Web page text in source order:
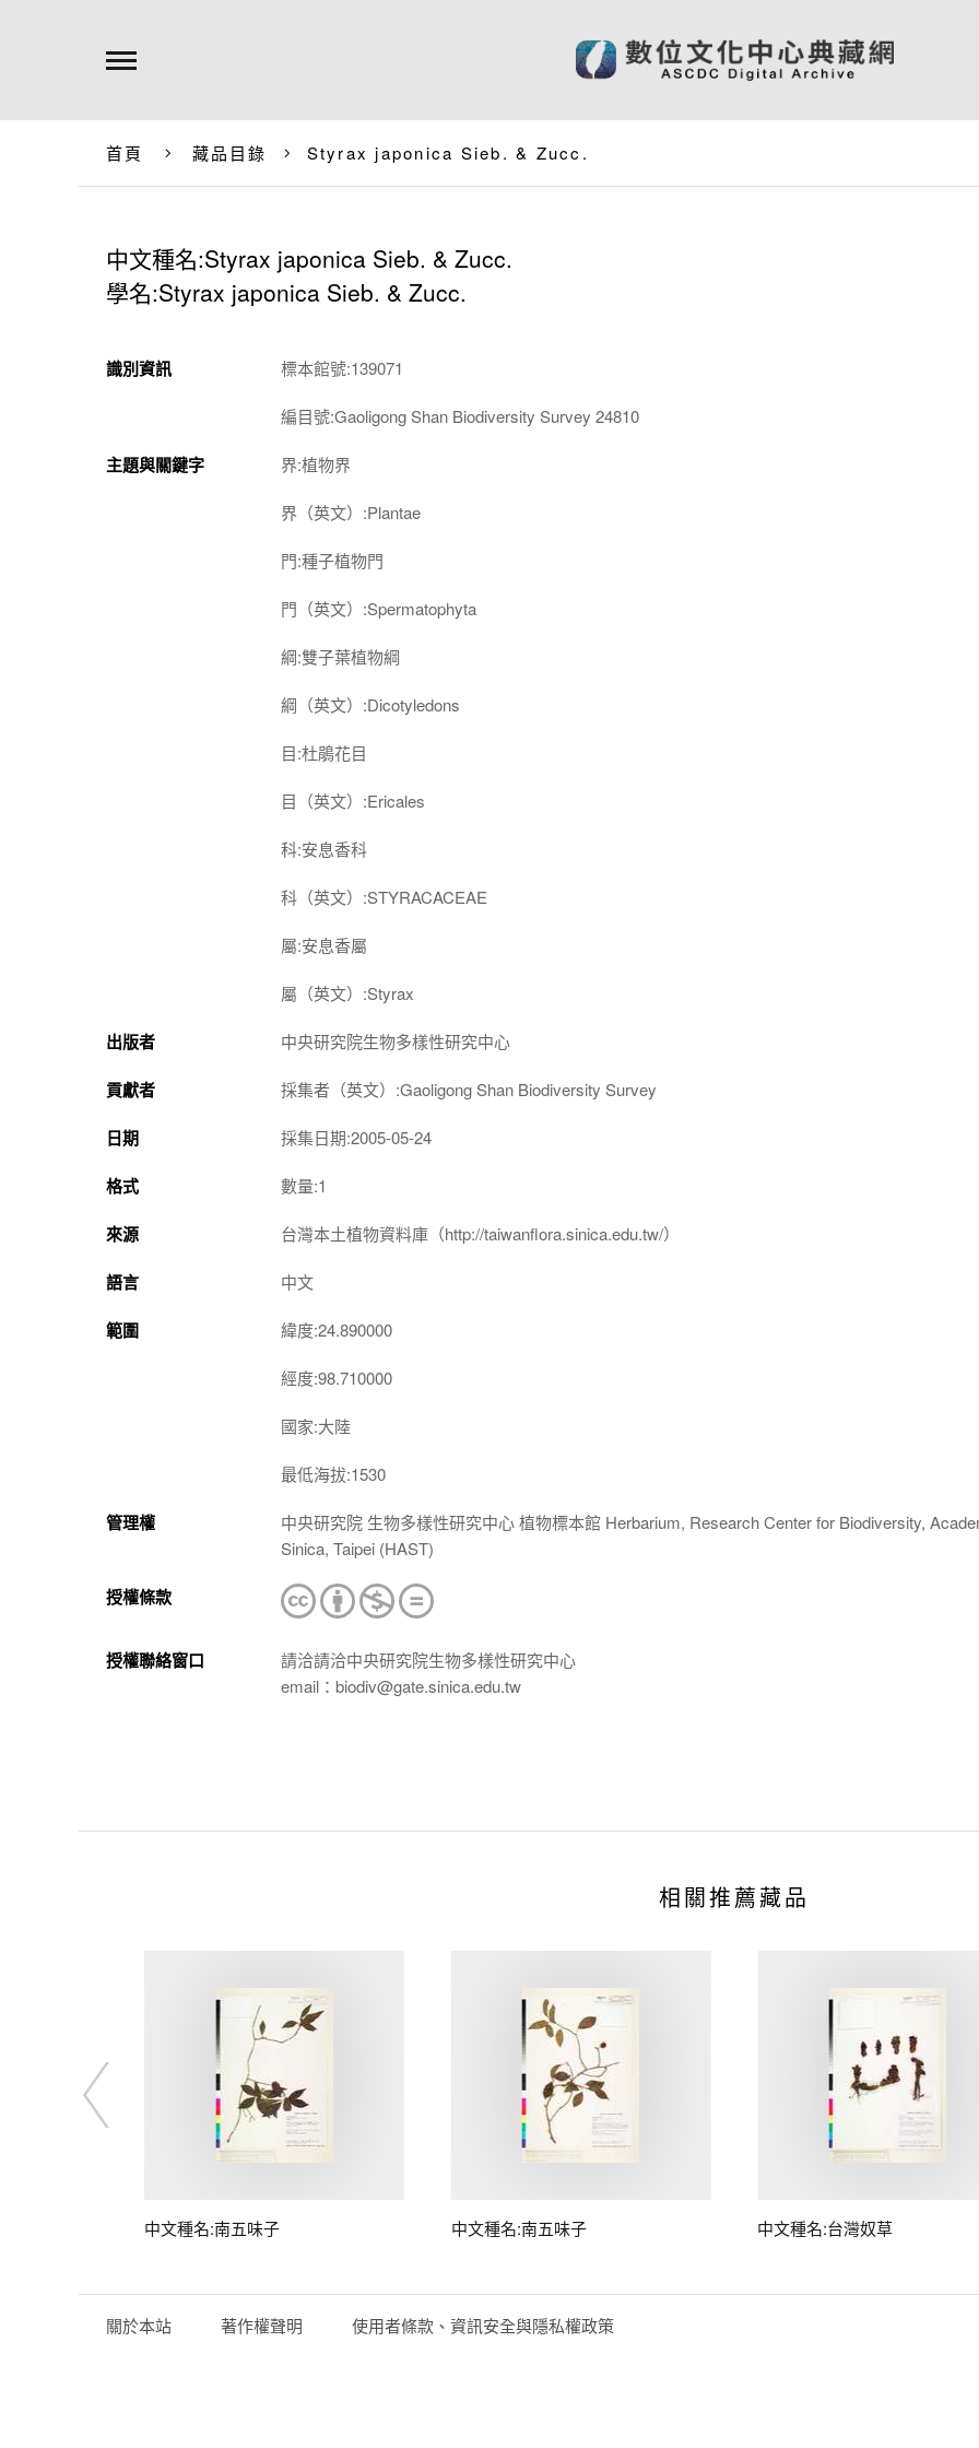
首頁 藏品目錄 Styrax japonica Sieb. & Zucc.
中文種名:Styrax japonica Sieb. & Zucc.
學名:Styrax japonica Sieb. & Zucc.
識別資訊 標本館號:139071
編目號:Gaoligong Shan Biodiversity Survey 24810
主題與關鍵字 界:植物界
界（英文）:Plantae
門:種子植物門
門（英文）:Spermatophyta
綱:雙子葉植物綱
綱（英文）:Dicotyledons
目:杜鵑花目
目（英文）:Ericales
科:安息香科
科（英文）:STYRACACEAE
屬:安息香屬
屬（英文）:Styrax
出版者 中央研究院生物多樣性研究中心
貢獻者 採集者（英文）:Gaoligong Shan Biodiversity Survey
日期 採集日期:2005-05-24
格式 數量:1
來源 台灣本土植物資料庫（http://taiwanflora.sinica.edu.tw/）
語言 中文
範圍 緯度:24.890000
經度:98.710000
國家:大陸
最低海拔:1530
管理權
中央研究院 生物多樣性研究中心 植物標本館 Herbarium, Research Center for Biodiversity,
Sinica, Taipei (HAST)
授權條款
授權聯絡窗口
請洽請洽中央研究院生物多樣性研究中心
email：biodiv@gate.sinica.edu.tw
相關推薦藏品
中文種名:南五味子 中文種名:南五味子 中文種名:台灣奴草
關於本站 著作權聲明 使用者條款、資訊安全與隱私權政策